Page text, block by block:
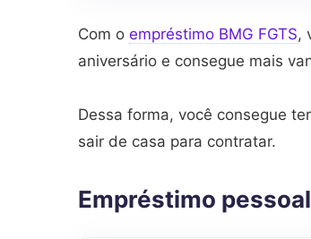
Com o empréstimo BMG FGTS,
aniversário e consegue mais
Dessa forma, você consegue
sair de casa para contratar.
Empréstimo